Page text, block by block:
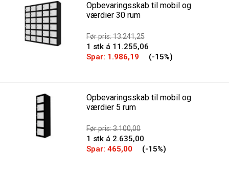
Opbevaringsskab til mobil og
værdier 30 rum
Før pris: 13.241,25
1 stk á 11.255,06
Spar: 1.986,19 (-15%)
Opbevaringsskab til mobil og
værdier 5 rum
Før pris: 3.100,00
1 stk á 2.635,00
Spar:465,00 (-15%)